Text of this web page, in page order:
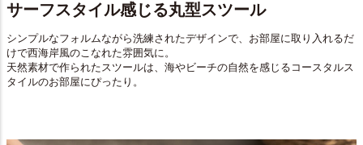
サーフスタイル感じる丸型スツール
シンプルなフォルムながら洗練されたデザインで、お部屋に取り入れるだ
けで西海岸風のこなれた雰囲気に。
天然素材で作られたスツールは、海やビーチの自然を感じるコースタルス
タイルのお部屋にぴったり。